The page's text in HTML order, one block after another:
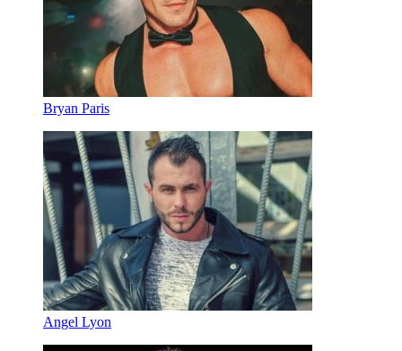
Bryan Paris
Angel Lyon